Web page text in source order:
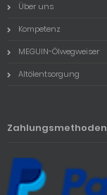
Über uns
Kompetenz
MEGUIN-Ölwegweiser
Altölentsorgung
Zahlungsmethoden